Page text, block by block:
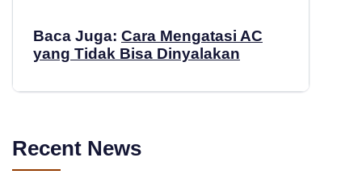
Baca Juga: Cara Mengatasi AC
yang Tidak Bisa Dinyalakan
Recent News